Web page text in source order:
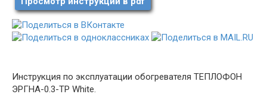
Инструкция по эксплуатации обогревателя ТЕПЛОФОН
ЭРГНА-0.3-ТР White.